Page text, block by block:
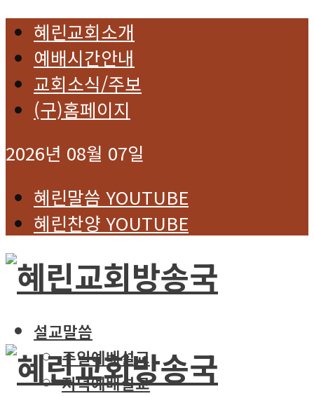
혜린교회소개
예배시간안내
교회소식/주보
(구)홈페이지
2026년 08월 07일
혜린말씀 YOUTUBE
혜린찬양 YOUTUBE
설교말씀
주일예배설교
저녁예배설교